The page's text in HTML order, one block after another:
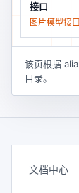
接口
图片模型接
该页根据
目录。
文档中心